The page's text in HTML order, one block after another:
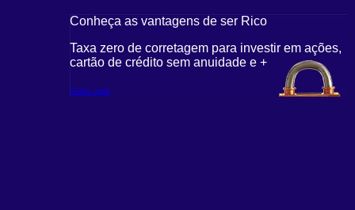
Conheça as vantagens de ser Rico
Taxa zero de corretagem para investir em ações,
cartão de crédito sem anuidade e +
Saiba mais